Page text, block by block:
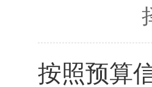
按照预算